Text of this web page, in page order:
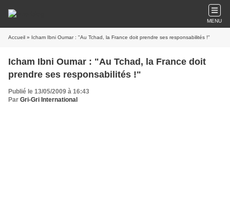
MENU
Accueil » Icham Ibni Oumar : "Au Tchad, la France doit prendre ses responsabilités !"
Icham Ibni Oumar : "Au Tchad, la France doit
prendre ses responsabilités !"
Publié le 13/05/2009 à 16:43
Par Gri-Gri International